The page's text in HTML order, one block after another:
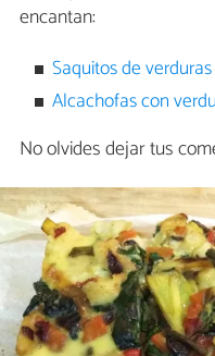
encantan:
Saquitos de verduras
Alcachofas con
No olvides dejar tus